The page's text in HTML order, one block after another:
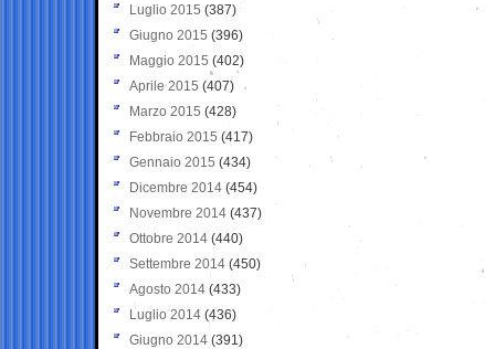
Luglio 2015 (387)
Giugno 2015 (396)
Maggio 2015 (402)
Aprile 2015 (407)
Marzo 2015 (428)
Febbraio 2015 (417)
Gennaio 2015 (434)
Dicembre 2014 (454)
Novembre 2014 (437)
Ottobre 2014 (440)
Settembre 2014 (450)
Agosto 2014 (433)
Luglio 2014 (436)
Giugno 2014 (391)